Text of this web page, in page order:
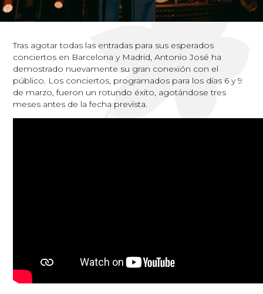
Tras agotar todas las entradas para sus esperados
conciertos en Barcelona y Madrid, Antonio José ha
demostrado nuevamente su gran conexión con el
público. Los conciertos, programados para los días 6 y 9
de marzo, fueron un rotundo éxito, agotándose tres
meses antes de la fecha prevista.